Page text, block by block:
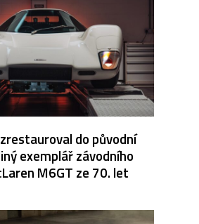
do původní
exemplář závodního
M6GT ze 70. let